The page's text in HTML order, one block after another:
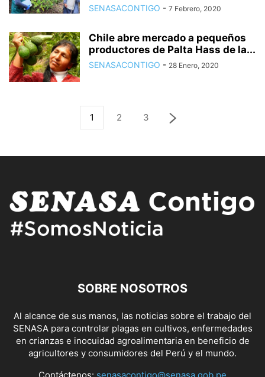
SENASACONTIGO - 7 Febrero, 2020
Chile abre mercado a pequeños
productores de Palta Hass de la...
SENASACONTIGO - 28 Enero, 2020
1 2 3
SOBRE NOSOTROS
Al alcance de sus manos, las noticias sobre el trabajo del
SENASA para controlar plagas en cultivos, enfermedades
en crianzas e inocuidad agroalimentaria en beneficio de
agricultores y consumidores del Perú y el mundo.